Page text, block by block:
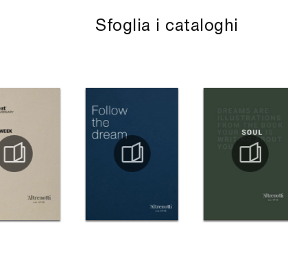
Sfoglia i cataloghi